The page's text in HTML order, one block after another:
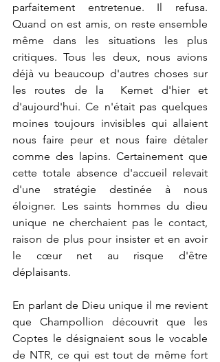
parfaitement entretenue. Il refusa.
Quand on est amis, on reste ensemble
même dans les situations les plus
critiques. Tous les deux, nous avions
déjà vu beaucoup d'autres choses sur
les routes de la  Kemet d'hier et
d'aujourd'hui. Ce n'était pas quelques
moines toujours invisibles qui allaient
nous faire peur et nous faire détaler
comme des lapins. Certainement que
cette totale absence d'accueil relevait
d'une stratégie destinée à nous
éloigner. Les saints hommes du dieu
unique ne cherchaient pas le contact,
raison de plus pour insister et en avoir
le cœur net au risque d'être
déplaisants.
En parlant de Dieu unique il me revient
que Champollion découvrit que les
Coptes le désignaient sous le vocable
de NTR, ce qui est tout de même fort